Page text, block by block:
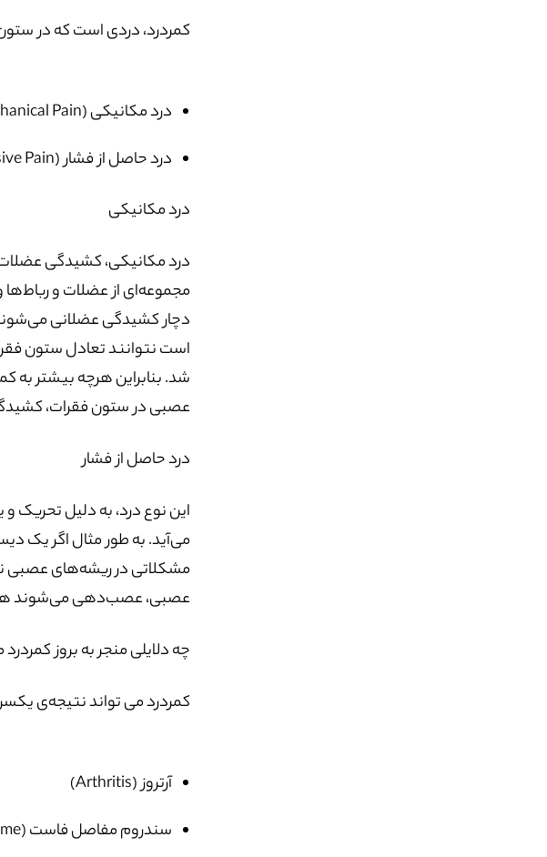
کمردرد، دردی است که در ستون
درد مکانیکی (Mechanical Pain)
درد حاصل از فشار (Compressive Pain)
درد مکانیکی
درد مکانیکی، کشیدگی عضلات
مجموعه‌ای از عضلات و
دچار کشیدگی عضلانی
است نتوانند تعادل ستون
شد. بنابراین هرچه بیشتر به
عصبی در ستون فقرات، کشیدگی
درد حاصل از فشار
این نوع درد، به دلیل تحریک
می‌آید. به طور مثال اگر یک
مشکلاتی در ریشه‌های عصبی
عصبی، عصب‌دهی می‌شوند
چه دلایلی منجر به بروز
کمردرد می تواند نتیجه‌ی
آرتروز (Arthritis)
سندروم مفاصل فاست (Facet Joints Syndrome)